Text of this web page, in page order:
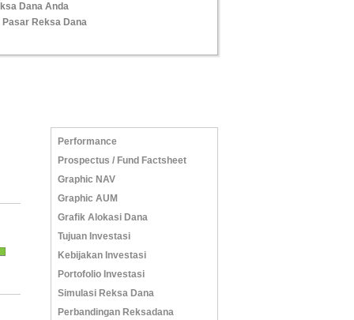
Dana Anda
Pasar Reksa Dana
Performance
Prospectus / Fund Factsheet
Graphic NAV
Graphic AUM
Grafik Alokasi Dana
Tujuan Investasi
Kebijakan Investasi
Portofolio Investasi
Simulasi Reksa Dana
Perbandingan Reksadana